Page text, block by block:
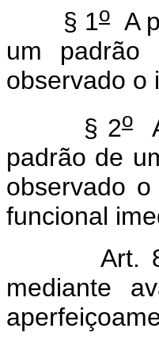
§ 1o A
um padrão
observado o
§ 2oA
padrão de
observado
funcional
Art.
mediante